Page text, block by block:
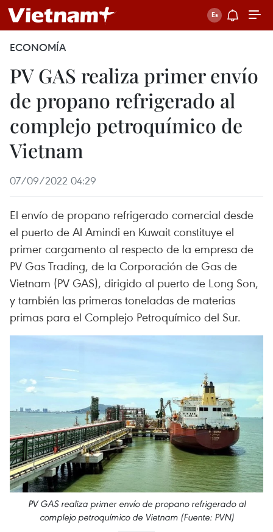
ECONOMÍA
PV GAS realiza primer envío
de propano refrigerado al
complejo petroquímico de
Vietnam
07/09/2022 04:29
El envío de propano refrigerado comercial desde
el puerto de Al Amindi en Kuwait constituye el
primer cargamento al respecto de la empresa de
PV Gas Trading, de la Corporación de Gas de
Vietnam (PV GAS), dirigido al puerto de Long Son,
y también las primeras toneladas de materias
primas para el Complejo Petroquímico del Sur.
PV GAS realiza primer envío de propano refrigerado al
complejo petroquímico de Vietnam (Fuente: PVN)